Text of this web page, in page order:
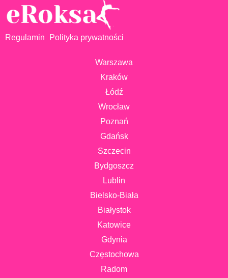
Regulamin Polityka prywatności
Warszawa
Kraków
Łódź
Wrocław
Poznań
Gdańsk
Szczecin
Bydgoszcz
Lublin
Bielsko-Biała
Białystok
Katowice
Gdynia
Częstochowa
Radom